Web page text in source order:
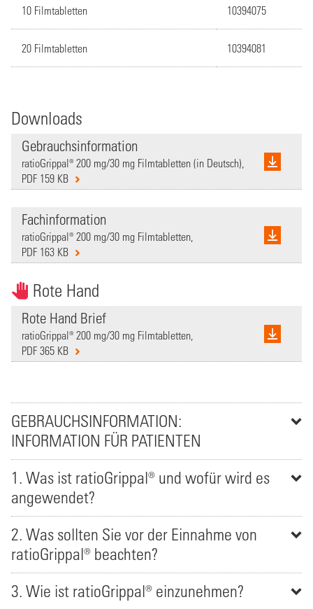
10 Filmtabletten 10394075
20 Filmtabletten 10394081
Downloads
Gebrauchsinformation
ratioGrippal® 200 mg/30 mg Filmtabletten (in Deutsch),
PDF 159 KB
Fachinformation
ratioGrippal® 200 mg/30 mg Filmtabletten,
PDF 163 KB
Rote Hand
Rote Hand Brief
ratioGrippal® 200 mg/30 mg Filmtabletten,
PDF 365 KB
GEBRAUCHSINFORMATION:
INFORMATION FÜR PATIENTEN
1. Was ist ratioGrippal® und wofür wird es
angewendet?
2. Was sollten Sie vor der Einnahme von
ratioGrippal® beachten?
3. Wie ist ratioGrippal® einzunehmen?